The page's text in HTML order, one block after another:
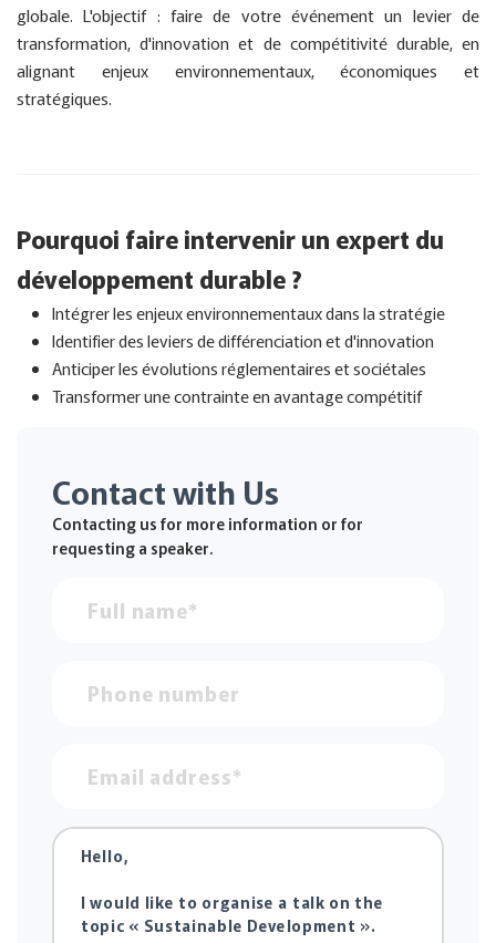
globale. L'objectif : faire de votre événement un levier de
transformation, d'innovation et de compétitivité durable, en
alignant enjeux environnementaux, économiques et
stratégiques.
Pourquoi faire intervenir un expert du
développement durable ?
Intégrer les enjeux environnementaux dans la stratégie
Identifier des leviers de différenciation et d'innovation
Anticiper les évolutions réglementaires et sociétales
Transformer une contrainte en avantage compétitif
Contact with Us
Contacting us for more information or for
requesting a speaker.